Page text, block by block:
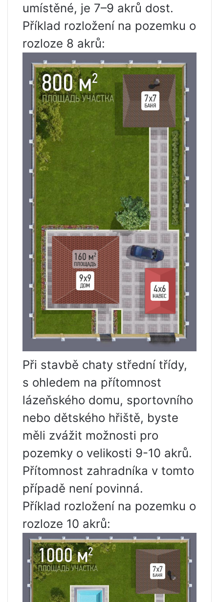
umístěné, je 7–9 akrů dost.
Příklad rozložení na pozemku o
rozloze 8 akrů:
Při stavbě chaty střední třídy,
s ohledem na přítomnost
lázeňského domu, sportovního
nebo dětského hřiště, byste
měli zvážit možnosti pro
pozemky o velikosti 9-10 akrů.
Přítomnost zahradníka v tomto
případě není povinná.
Příklad rozložení na pozemku o
rozloze 10 akrů: